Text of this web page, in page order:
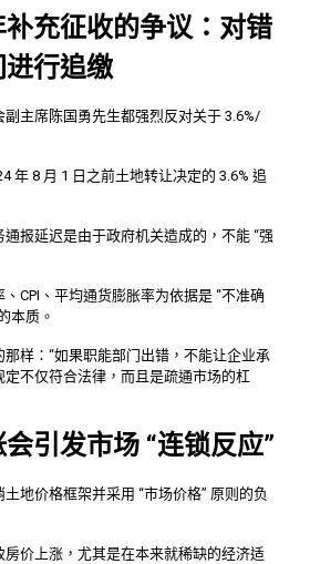
补充征收的争议：对错
行追缴
主席陈国勇先生都强烈反对关于 3.6%/
年 8 月 1 日之前土地转让决定的 3.6% 追
报延迟是由于政府机关造成的，不能 “强
CPI、平均通货膨胀率为依据是 “不准确
本质。
样：“如果职能部门出错，不能让企业承
不仅符合法律，而且是疏通市场的杠
引发市场 “连锁反应”
地价格框架并采用 “市场价格” 原则的负
价上涨，尤其是在本来就稀缺的经济适